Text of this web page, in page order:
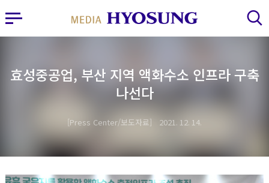
MY FRIEND HYOSUNG
사이드바 열기 검색 레이어 열기
효성중공업, 부산 지역 액화수소 인프라 구축
나선다
Press Center/보도자료 2021. 12. 14.